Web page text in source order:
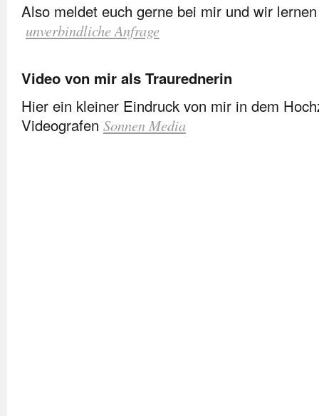
Also meldet euch gerne bei mir und wir
unverbindliche Anfrage
Video von mir als Traurednerin
Hier ein kleiner Eindruck von mir in dem
Videografen Sonnen Media